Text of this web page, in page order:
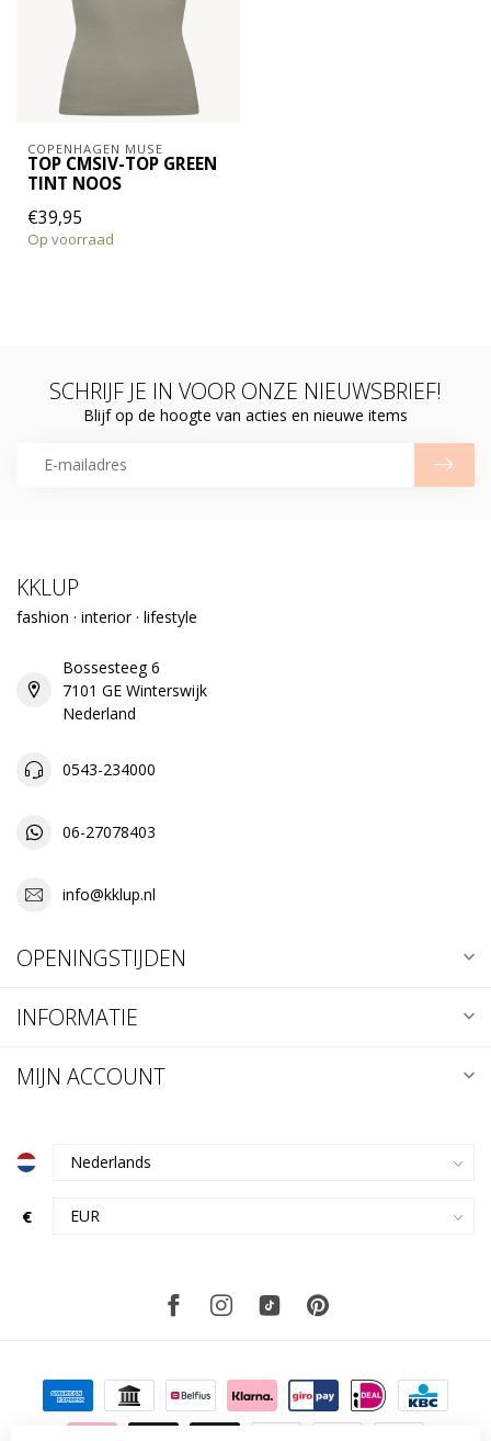
COPENHAGEN MUSE
TOP CMSIV-TOP GREEN
TINT NOOS
€39,95
Op voorraad
SCHRIJF JE IN VOOR ONZE NIEUWSBRIEF!
Blijf op de hoogte van acties en nieuwe items
KKLUP
fashion · interior · lifestyle
Bossesteeg 6
7101 GE Winterswijk
Nederland
0543-234000
06-27078403
info@kklup.nl
OPENINGSTIJDEN
INFORMATIE
MIJN ACCOUNT
€